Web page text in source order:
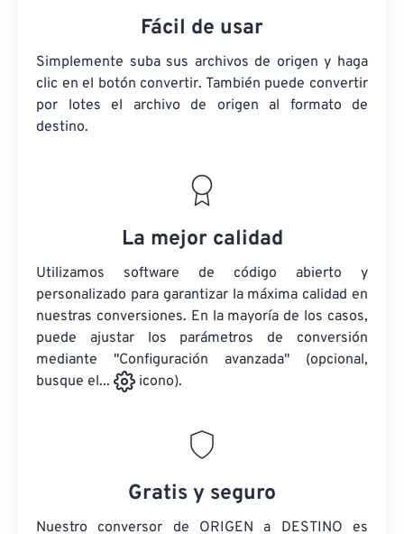
Fácil de usar
Simplemente suba sus archivos de origen y haga
clic en el botón convertir. También puede convertir
por lotes el archivo de origen al formato de
destino.
La mejor calidad
Utilizamos software de código abierto y
personalizado para garantizar la máxima calidad en
nuestras conversiones. En la mayoría de los casos,
puede ajustar los parámetros de conversión
mediante "Configuración avanzada" (opcional,
busque el...
icono).
Gratis y seguro
Nuestro conversor de ORIGEN a DESTINO es